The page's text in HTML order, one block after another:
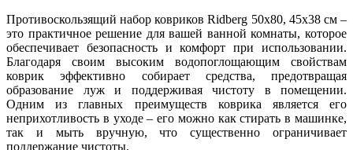
Противоскользящий набор ковриков Ridberg 50x80, 45x38 см –
это практичное решение для вашей ванной комнаты, которое
обеспечивает безопасность и комфорт при использовании.
Благодаря своим высоким водопоглощающим свойствам
коврик эффективно собирает средства, предотвращая
образование луж и поддерживая чистоту в помещении.
Одним из главных преимуществ коврика является его
неприхотливость в уходе – его можно как стирать в машинке,
так и мыть вручную, что существенно ограничивает
поддержание чистоты.